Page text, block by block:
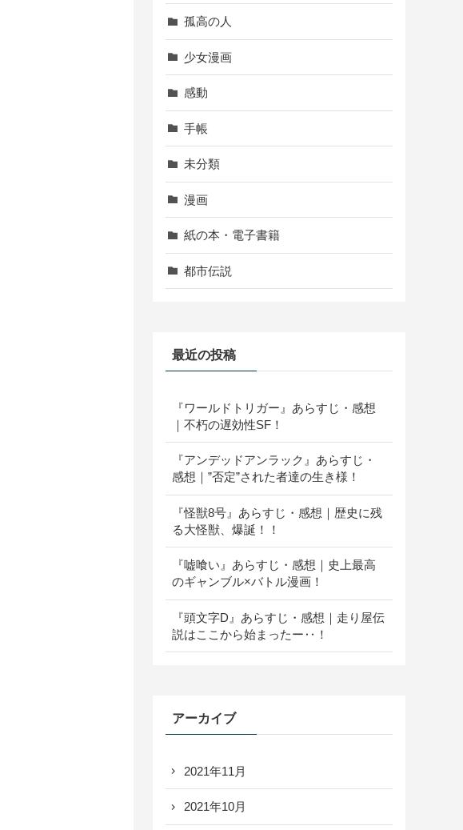
孤高の人
少女漫画
感動
手帳
未分類
漫画
紙の本・電子書籍
都市伝説
最近の投稿
『ワールドトリガー』あらすじ・感想
｜不朽の遅効性SF！
『アンデッドアンラック』あらすじ・
感想｜”否定”された者達の生き様！
『怪獣8号』あらすじ・感想｜歴史に残
る大怪獣、爆誕！！
『嘘喰い』あらすじ・感想｜史上最高
のギャンブル×バトル漫画！
『頭文字D』あらすじ・感想｜走り屋伝
説はここから始まったー‥！
アーカイブ
2021年11月
2021年10月